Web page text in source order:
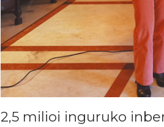
2,5 milioi inguruko